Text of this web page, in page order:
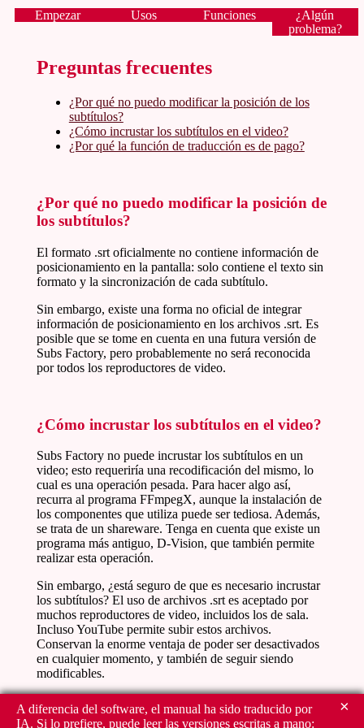
Empezar Usos Funciones
¿Algún
problema?
Preguntas frecuentes
¿Por qué no puedo modificar la posición de los
subtítulos?
¿Cómo incrustar los subtítulos en el video?
¿Por qué la función de traducción es de pago?
¿Por qué no puedo modificar la posición de
los subtítulos?
El formato .srt oficialmente no contiene información de
posicionamiento en la pantalla: solo contiene el texto sin
formato y la sincronización de cada subtítulo.
Sin embargo, existe una forma no oficial de integrar
información de posicionamiento en los archivos .srt. Es
posible que se tome en cuenta en una futura versión de
Subs Factory, pero probablemente no será reconocida
por todos los reproductores de video.
¿Cómo incrustar los subtítulos en el video?
Subs Factory no puede incrustar los subtítulos en un
video; esto requeriría una recodificación del mismo, lo
cual es una operación pesada. Para hacer algo así,
recurra al programa FFmpegX, aunque la instalación de
los componentes que utiliza puede ser tediosa. Además,
se trata de un shareware. Tenga en cuenta que existe un
programa más antiguo, D-Vision, que también permite
realizar esta operación.
Sin embargo, ¿está seguro de que es necesario incrustar
los subtítulos? El uso de archivos .srt es aceptado por
muchos reproductores de video, incluidos los de sala.
Incluso YouTube permite subir estos archivos.
Conservan la enorme ventaja de poder ser desactivados
en cualquier momento, y también de seguir siendo
modificables.
×
A diferencia del software, el manual ha sido traducido por
IA. Si lo prefiere, puede leer las versiones escritas a mano: